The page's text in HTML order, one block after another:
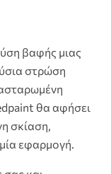
βαφής μιας
στρώση
θα αφήσει
σκίαση,
εφαρμογή.